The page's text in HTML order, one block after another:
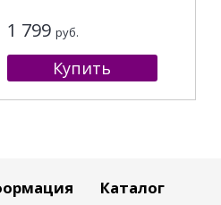
1 799 руб.
Каталог